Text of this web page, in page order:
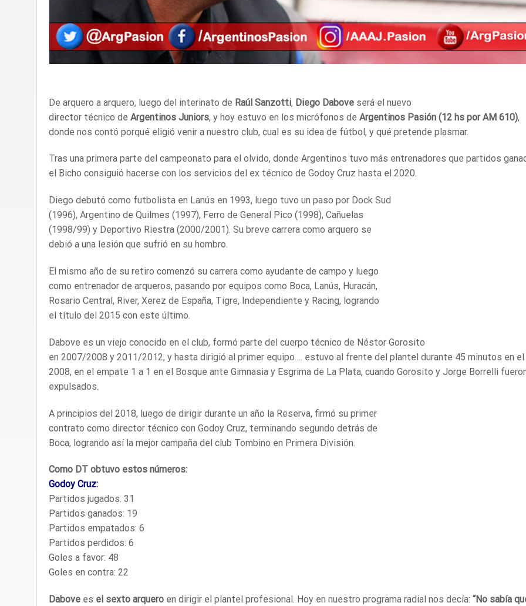
De arquero a arquero, luego del interinato de Raúl Sanzotti, Diego Dabove será el nuevo
director técnico de Argentinos Juniors, y hoy estuvo en los micrófonos de Argentinos Pasión (12 hs por AM 610),
donde nos contó porqué eligió venir a nuestro club, cual es su idea de fútbol, y qué pretende plasmar.
Tras una primera parte del campeonato para el olvido, donde Argentinos tuvo más entrenadores que partidos
el Bicho consiguió hacerse con los servicios del ex técnico de Godoy Cruz hasta el 2020.
Diego debutó como futbolista en Lanús en 1993, luego tuvo un paso por Dock Sud
(1996), Argentino de Quilmes (1997), Ferro de General Pico (1998), Cañuelas
(1998/99) y Deportivo Riestra (2000/2001). Su breve carrera como arquero se
debió a una lesión que sufrió en su hombro.
El mismo año de su retiro comenzó su carrera como ayudante de campo y luego
como entrenador de arqueros, pasando por equipos como Boca, Lanús, Huracán,
Rosario Central, River, Xerez de España, Tigre, Independiente y Racing, logrando
el título del 2015 con este último.
Dabove es un viejo conocido en el club, formó parte del cuerpo técnico de Néstor Gorosito
en 2007/2008 y 2011/2012, y hasta dirigió al primer equipo…. estuvo al frente del plantel durante 45 minutos en el
2008, en el empate 1 a 1 en el Bosque ante Gimnasia y Esgrima de La Plata, cuando Gorosito y Jorge Borrelli
expulsados.
A principios del 2018, luego de dirigir durante un año la Reserva, firmó su primer
contrato como director técnico con Godoy Cruz, terminando segundo detrás de
Boca, logrando así la mejor campaña del club Tombino en Primera División.
Como DT obtuvo estos números:
Godoy Cruz:
Partidos jugados: 31
Partidos ganados: 19
Partidos empatados: 6
Partidos perdidos: 6
Goles a favor: 48
Goles en contra: 22
Dabove es el sexto arquero en dirigir el plantel profesional. Hoy en nuestro programa radial nos decía: “No sabía